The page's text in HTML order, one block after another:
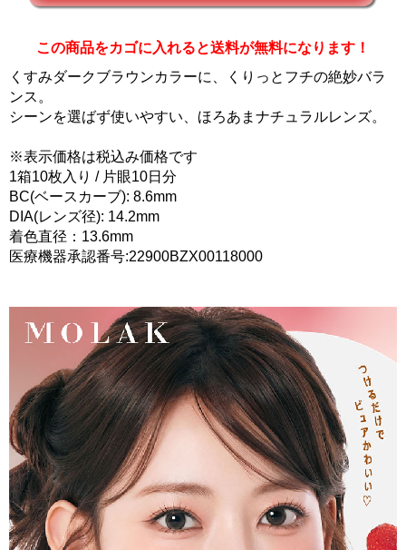
この商品をカゴに入れると送料が無料になります！
くすみダークブラウンカラーに、くりっとフチの絶妙バラ
ンス。
シーンを選ばず使いやすい、ほろあまナチュラルレンズ。
※表示価格は税込み価格です
1箱10枚入り / 片眼10日分
BC(ベースカーブ): 8.6mm
DIA(レンズ径): 14.2mm
着色直径：13.6mm
医療機器承認番号:22900BZX00118000